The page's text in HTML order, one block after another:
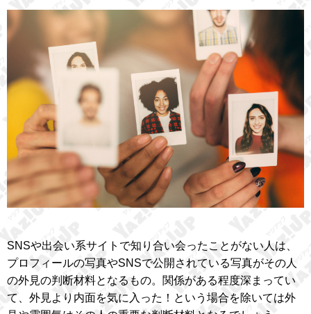
SNSや出会い系サイトで知り合い会ったことがない人は、
プロフィールの写真やSNSで公開されている写真がその人
の外見の判断材料となるもの。関係がある程度深まってい
て、外見より内面を気に入った！という場合を除いては外